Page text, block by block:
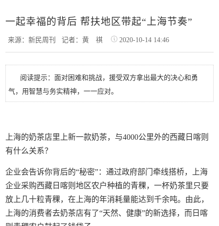
一起幸福的背后 帮扶地区带起“上海节奏”
来源：新民周刊记者：黄 祺 2020-10-14 14:46
阅读提示：面对困难和挑战，援受双方拿出最大的决心和勇
气，用智慧与务实精神，一一应对。
上海的奶茶店里上新一款奶茶，与4000公里外的西藏日喀则
有什么关系？
企业会告诉你背后的“秘密”：通过政府部门牵线搭桥，上海
企业采购西藏日喀则地区农户种植的青稞，一杯奶茶里只要
放上几十粒青稞，在上海的年消耗量能达到千余吨。由此，
上海的消费者去奶茶店有了“天然、健康”的新选择，而日喀